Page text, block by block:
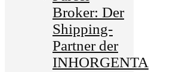
Broker: Der
Shipping-
Partner der
INHORGENTA